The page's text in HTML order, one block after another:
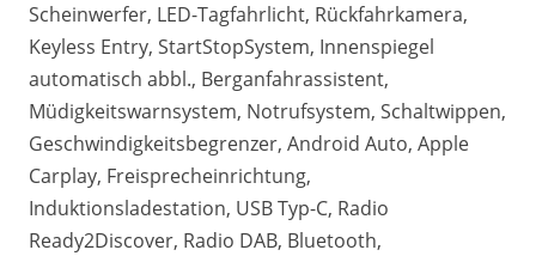
Scheinwerfer, LED-Tagfahrlicht, Rückfahrkamera,
Keyless Entry, StartStopSystem, Innenspiegel
automatisch abbl., Berganfahrassistent,
Müdigkeitswarnsystem, Notrufsystem, Schaltwippen,
Geschwindigkeitsbegrenzer, Android Auto, Apple
Carplay, Freisprecheinrichtung,
Induktionsladestation, USB Typ-C, Radio
Ready2Discover, Radio DAB, Bluetooth,